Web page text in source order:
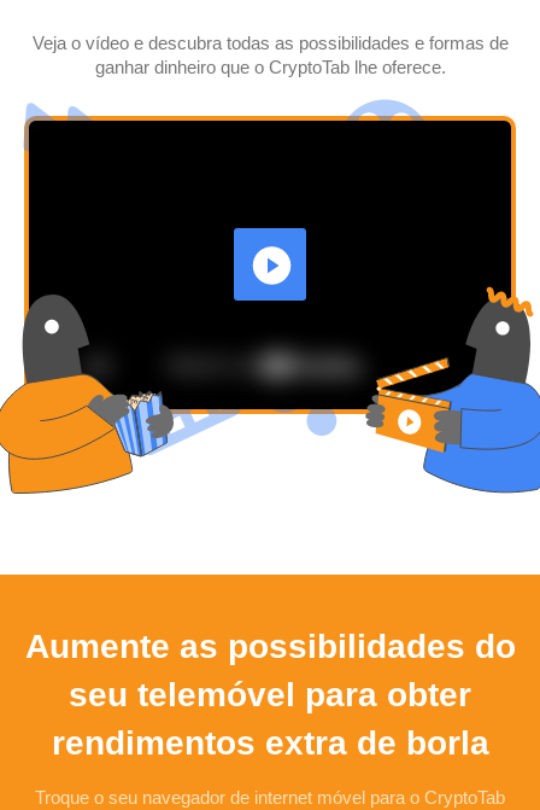
Veja o vídeo e descubra todas as possibilidades e formas de
ganhar dinheiro que o CryptoTab lhe oferece.
VÍDEO DO
Aumente as possibilidades do
seu telemóvel para obter
rendimentos extra de borla
Troque o seu navegador de internet móvel para o CryptoTab